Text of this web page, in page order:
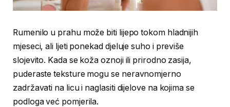
Rumenilo u prahu može biti lijepo tokom hladnijih
mjeseci, ali ljeti ponekad djeluje suho i previše
slojevito. Kada se koža oznoji ili prirodno zasija,
puderaste teksture mogu se neravnomjerno
zadržavati na licu i naglasiti dijelove na kojima se
podloga već pomjerila.